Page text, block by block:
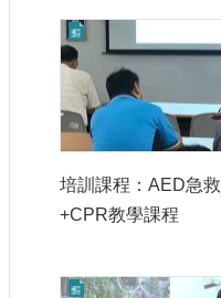
培訓課程：AED急救
+CPR教學課程